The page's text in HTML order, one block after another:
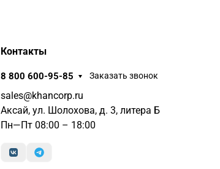
Контакты
8 800 600-95-85 Заказать звонок
sales@khancorp.ru
Аксай, ул. Шолохова, д. 3, литера Б
Пн—Пт 08:00 – 18:00